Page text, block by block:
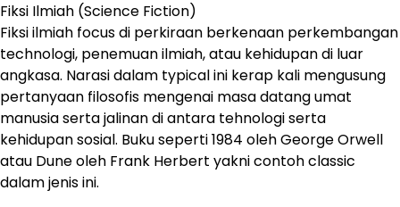
Fiksi Ilmiah (Science Fiction)
Fiksi ilmiah focus di perkiraan berkenaan perkembangan
technologi, penemuan ilmiah, atau kehidupan di luar
angkasa. Narasi dalam typical ini kerap kali mengusung
pertanyaan filosofis mengenai masa datang umat
manusia serta jalinan di antara tehnologi serta
kehidupan sosial. Buku seperti 1984 oleh George Orwell
atau Dune oleh Frank Herbert yakni contoh classic
dalam jenis ini.